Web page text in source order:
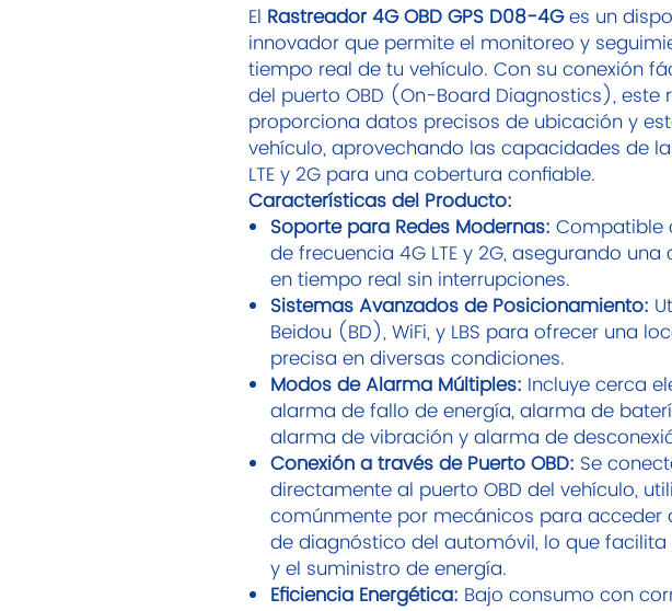
El Rastreador 4G OBD GPS D08-4Ges un
innovador que permite el monitoreo y
tiempo real de tu vehículo. Con su conexión
del puerto OBD (On-Board Diagnostics), este
proporciona datos precisos de ubicación y
vehículo, aprovechando las capacidades de
LTE y 2G para una cobertura confiable.
Características del Producto:
Soporte para Redes Modernas: Compatible
de frecuencia 4G LTE y 2G, asegurando
en tiempo real sin interrupciones.
Sistemas Avanzados de Posicionamiento:
Beidou (BD), WiFi, y LBS para ofrecer una
precisa en diversas condiciones.
Modos de Alarma Múltiples: Incluye cerca
alarma de fallo de energía, alarma de
alarma de vibración y alarma de
Conexión a través de Puerto OBD: Se
directamente al puerto OBD del vehículo,
comúnmente por mecánicos para acceder
de diagnóstico del automóvil, lo que
y el suministro de energía.
Eficiencia Energética: Bajo consumo con